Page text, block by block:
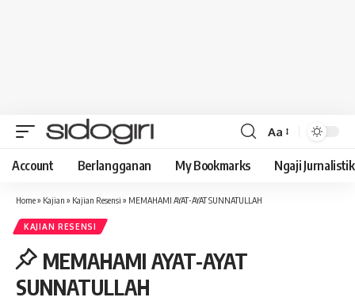
Font
Resizer
Aa
Account Berlangganan My Bookmarks Ngaji Jurnalistik
Home» Kajian » Kajian Resensi » MEMAHAMI AYAT-AYAT SUNNATULLAH
KAJIAN RESENSI
MEMAHAMI AYAT-AYAT
SUNNATULLAH